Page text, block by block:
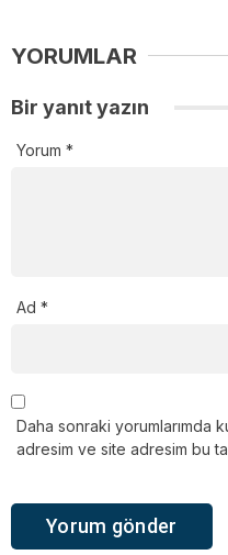
YORUMLAR
Bir yanıt yazın
Yorum *
Ad *
Daha sonraki yorumlarımda
adresim ve site adresim bu